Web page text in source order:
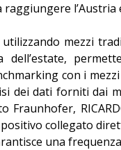
l’Austria
mezzi
dell’estate,
con i
dei dati forniti dai
Fraunhofer,
collegato
una